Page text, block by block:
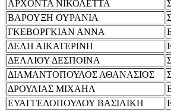
ΑΡΧΟΝΤΑ ΝΙΚΟΛΕΤΤΑ
ΒΑΡΟΥΞΗ ΟΥΡΑΝΙΑ
ΓΚΕΒΟΡΓΚΙΑΝ ΑΝΝΑ
ΔΕΛΗ ΑΙΚΑΤΕΡΙΝΗ
ΔΕΛΛΙΟΥ ΔΕΣΠΟΙΝΑ
ΔΙΑΜΑΝΤΟΠΟΥΛΟΣ ΑΘΑΝΑΣΙΟΣ
ΔΡΟΥΛΙΑΣ ΜΙΧΑΗΛ
ΕΥΑΓΓΕΛΟΠΟΥΛΟΥ ΒΑΣΙΛΙΚΗ